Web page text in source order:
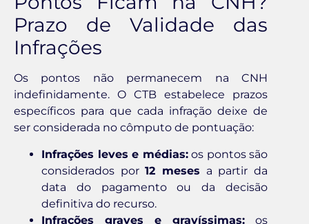
Prazo de Validade das
Infrações
Os pontos não permanecem na CNH
indefinidamente. O CTB estabelece prazos
específicos para que cada infração deixe de
ser considerada no cômputo de pontuação:
Infrações leves e médias:os pontos são
considerados por12 meses a partir da
data do pagamento ou da decisão
definitiva do recurso.
Infrações graves e gravíssimas: os